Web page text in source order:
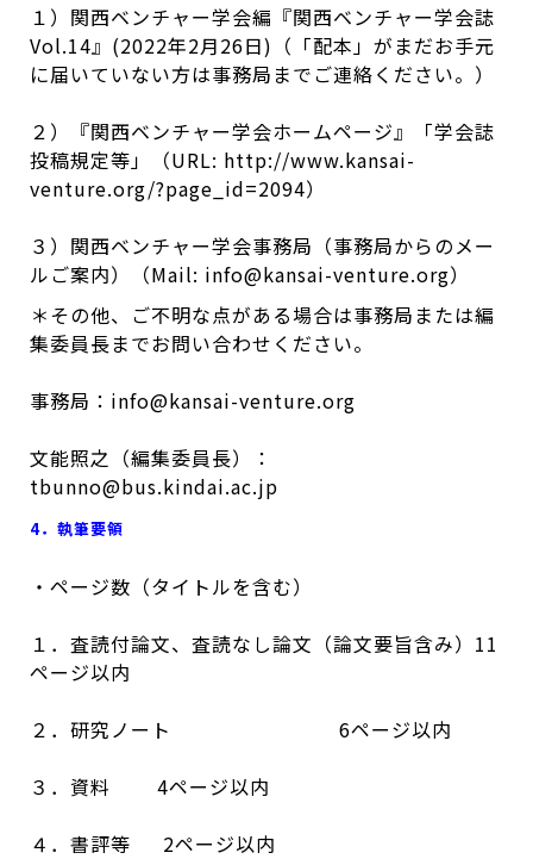
１）関西ベンチャー学会編『関西ベンチャー学会誌
Vol.14』(2022年2月26日)（「配本」がまだお手元
に届いていない方は事務局までご連絡ください。）
２）『関西ベンチャー学会ホームページ』「学会誌
投稿規定等」（URL: http://www.kansai-
venture.org/?page_id=2094）
３）関西ベンチャー学会事務局（事務局からのメー
ルご案内）（Mail: info@kansai-venture.org）
＊その他、ご不明な点がある場合は事務局または編
集委員長までお問い合わせください。
事務局：info@kansai-venture.org
文能照之（編集委員長）：
tbunno@bus.kindai.ac.jp
4．執筆要領
・ページ数（タイトルを含む）
１．査読付論文、査読なし論文（論文要旨含み）11
ページ以内
２．研究ノート 6ページ以内
３．資料 4ページ以内
４．書評等 2ページ以内